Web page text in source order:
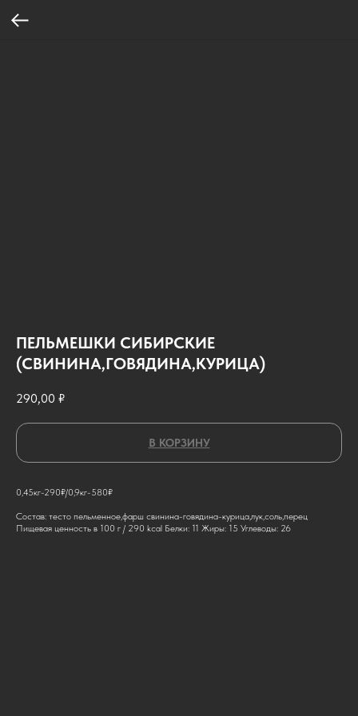
ПЕЛЬМЕШКИ СИБИРСКИЕ
(СВИНИНА,ГОВЯДИНА,КУРИЦА)
290,00 ₽
В КОРЗИНУ
0,45кг-290₽/0,9кг-580₽
Состав: тесто пельменное,фарш свинина-говядина-курица,лук,соль,перец
Пищевая ценность в 100 г / 290 kcal Белки: 11 Жиры: 15 Углеводы: 26